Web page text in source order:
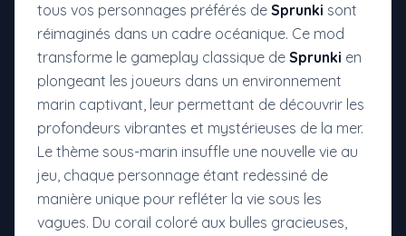
tous vos personnages préférés de Sprunki sont
réimaginés dans un cadre océanique. Ce mod
transforme le gameplay classique de Sprunki en
plongeant les joueurs dans un environnement
marin captivant, leur permettant de découvrir les
profondeurs vibrantes et mystérieuses de la mer.
Le thème sous-marin insuffle une nouvelle vie au
jeu, chaque personnage étant redessiné de
manière unique pour refléter la vie sous les
vagues. Du corail coloré aux bulles gracieuses,